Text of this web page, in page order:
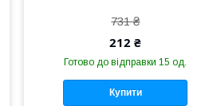
731 ₴
212 ₴
Готово до відправки 15 од.
Купити